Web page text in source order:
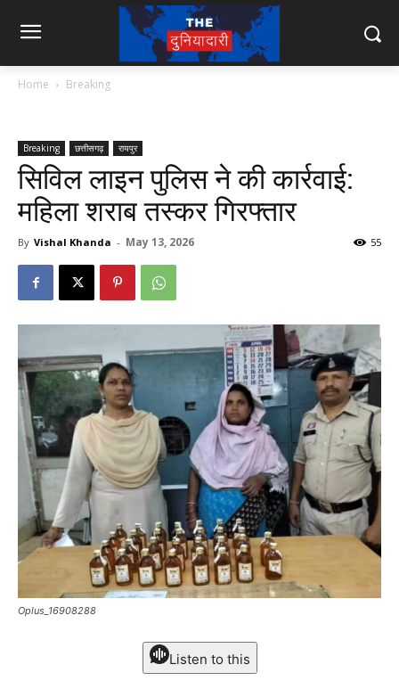
Home Breaking
Breaking छत्तीसगढ़ रायपुर
सिविल लाइन पुलिस ने की कार्रवाई:
महिला शराब तस्कर गिरफ्तार
By Vishal Khanda - May 13, 2026 55
Oplus_16908288
Listen to this